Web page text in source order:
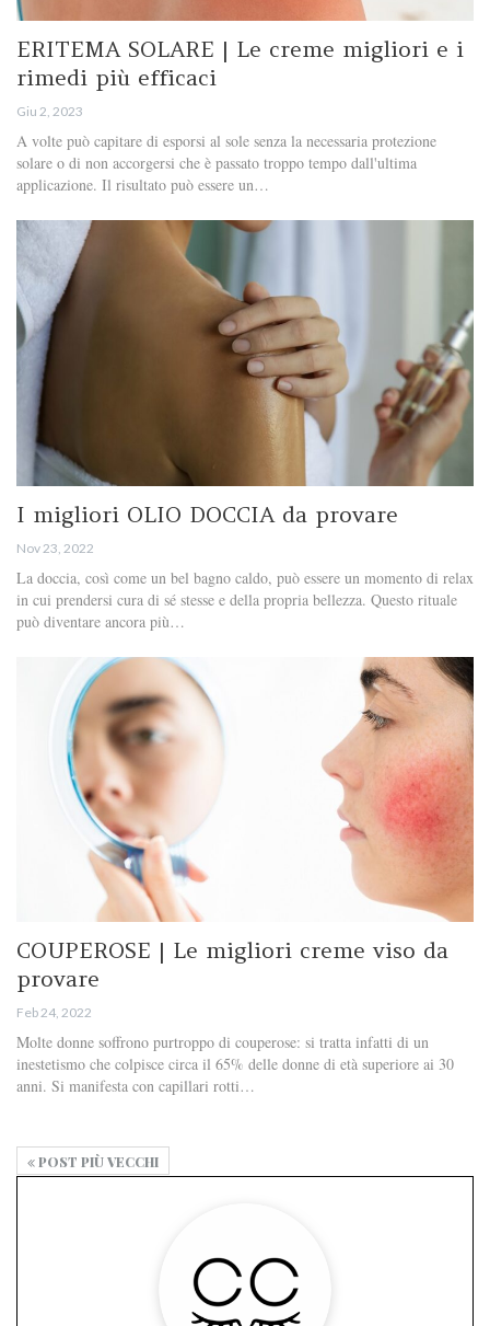
ERITEMA SOLARE | Le creme migliori e i
rimedi più efficaci
Giu 2, 2023
A volte può capitare di esporsi al sole senza la necessaria protezione
solare o di non accorgersi che è passato troppo tempo dall'ultima
applicazione. Il risultato può essere un…
I migliori OLIO DOCCIA da provare
Nov 23, 2022
La doccia, così come un bel bagno caldo, può essere un momento di relax
in cui prendersi cura di sé stesse e della propria bellezza. Questo rituale
può diventare ancora più…
COUPEROSE | Le migliori creme viso da
provare
Feb 24, 2022
Molte donne soffrono purtroppo di couperose: si tratta infatti di un
inestetismo che colpisce circa il 65% delle donne di età superiore ai 30
anni. Si manifesta con capillari rotti…
POST PIÙ VECCHI